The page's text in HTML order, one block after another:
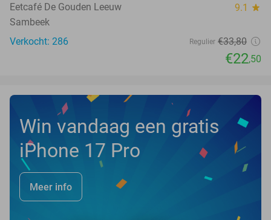
Eetcafé De Gouden Leeuw 9.1 star
Sambeek
Verkocht: 286
Regulier €33,80
€22,50
Win vandaag een gratis
iPhone 17 Pro
Meer info